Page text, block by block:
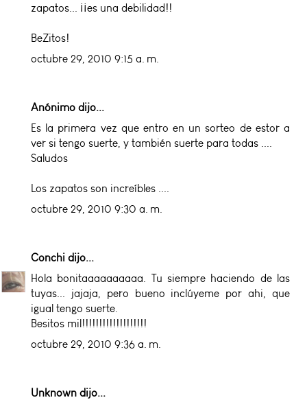
zapatos... ¡¡es una debilidad!!
BeZitos!
octubre 29, 2010 9:15 a. m.
Anónimo dijo...
Es la primera vez que entro en un sorteo de estor a
ver si tengo suerte, y también suerte para todas ....
Saludos
Los zapatos son increíbles ....
octubre 29, 2010 9:30 a. m.
Conchi dijo...
Hola bonitaaaaaaaaaa. Tu siempre haciendo de las
tuyas... jajaja, pero bueno inclúyeme por ahi, que
igual tengo suerte.
Besitos mil!!!!!!!!!!!!!!!!!!!
octubre 29, 2010 9:36 a. m.
Unknown dijo...